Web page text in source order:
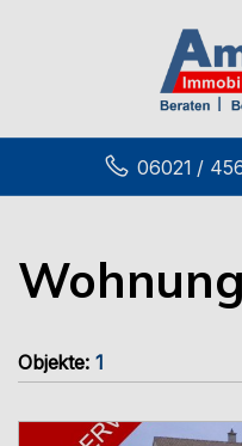
06021 /
Objekte: 1